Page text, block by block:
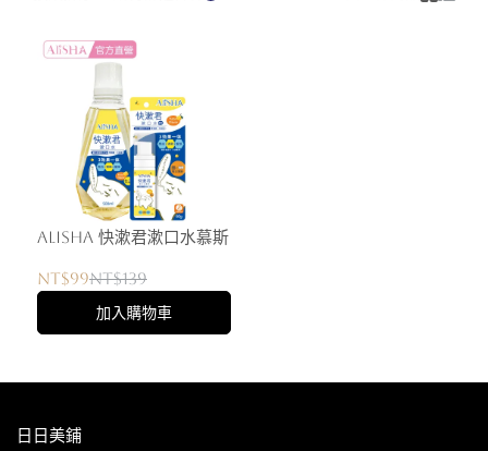
AliSHA 快漱君漱口水慕斯
NT$99NT$139
加入購物車
日日美鋪